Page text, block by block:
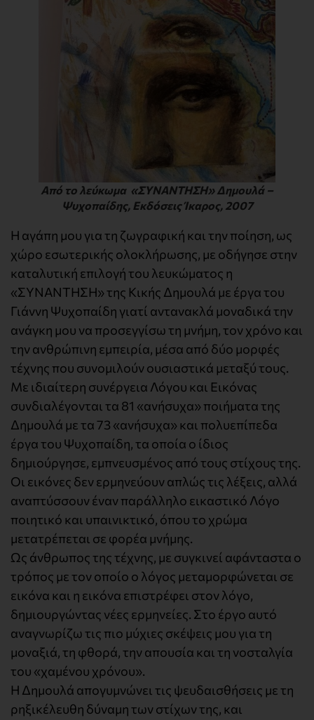
Από το λεύκωμα «ΣΥΝΑΝΤΗΣΗ» Δημουλά –
Ψυχοπαίδης, Εκδόσεις Ίκαρος, 2007
Η αγάπη μου για τη ζωγραφική και την ποίηση, ως
χώρο εσωτερικής ολοκλήρωσης, με οδήγησε στην
καταλυτική επιλογή του λευκώματος η
«ΣΥΝΑΝΤΗΣΗ» της Κικής Δημουλά με έργα του
Γιάννη Ψυχοπαίδη γιατί αντανακλά μοναδικά την
ανάγκη μου να προσεγγίσω τη μνήμη, τον χρόνο και
την ανθρώπινη εμπειρία, μέσα από δύο μορφές
τέχνης που συνομιλούν ουσιαστικά μεταξύ τους.
Με ιδιαίτερη συνέργεια Λόγου και Εικόνας
συνδιαλέγονται τα 81 «ανήσυχα» ποιήματα της
Δημουλά με τα 73 «ανήσυχα» και πολυεπίπεδα
έργα του Ψυχοπαίδη, τα οποία ο ίδιος
δημιούργησε, εμπνευσμένος από τους στίχους της.
Οι εικόνες δεν ερμηνεύουν απλώς τις λέξεις, αλλά
αναπτύσσουν έναν παράλληλο εικαστικό Λόγο
ποιητικό και υπαινικτικό, όπου το χρώμα
μετατρέπεται σε φορέα μνήμης.
Ως άνθρωπος της τέχνης, με συγκινεί αφάνταστα ο
τρόπος με τον οποίο ο λόγος μεταμορφώνεται σε
εικόνα και η εικόνα επιστρέφει στον λόγο,
δημιουργώντας νέες ερμηνείες. Στο έργο αυτό
αναγνωρίζω τις πιο μύχιες σκέψεις μου για τη
μοναξιά, τη φθορά, την απουσία και τη νοσταλγία
του «χαμένου χρόνου».
Η Δημουλά απογυμνώνει τις ψευδαισθήσεις με τη
ρηξικέλευθη δύναμη των στίχων της, και